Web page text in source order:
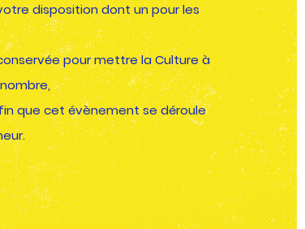
disposition dont un pour les
pour mettre la Culture à
que cet évènement se déroule